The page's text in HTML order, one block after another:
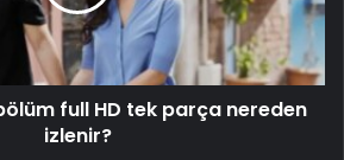
full HD tek parça nereden
izlenir?